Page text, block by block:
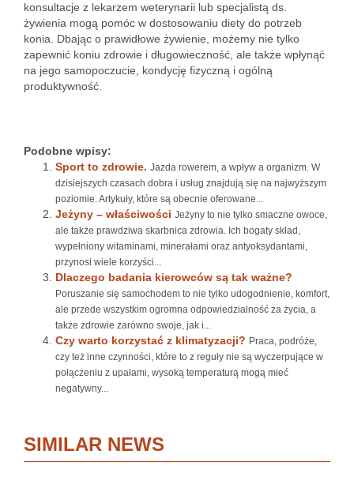
konsultacje z lekarzem weterynarii lub specjalistą ds.
żywienia mogą pomóc w dostosowaniu diety do potrzeb
konia. Dbając o prawidłowe żywienie, możemy nie tylko
zapewnić koniu zdrowie i długowieczność, ale także wpłynąć
na jego samopoczucie, kondycję fizyczną i ogólną
produktywność.
Podobne wpisy:
Sport to zdrowie. Jazda rowerem, a wpływ a organizm. W
dzisiejszych czasach dobra i usług znajdują się na najwyższym
poziomie. Artykuły, które są obecnie oferowane...
Jeżyny – właściwości Jeżyny to nie tylko smaczne owoce,
ale także prawdziwa skarbnica zdrowia. Ich bogaty skład,
wypełniony witaminami, minerałami oraz antyoksydantami,
przynosi wiele korzyści...
Dlaczego badania kierowców są tak ważne?
Poruszanie się samochodem to nie tylko udogodnienie, komfort,
ale przede wszystkim ogromna odpowiedzialność za życia, a
także zdrowie zarówno swoje, jak i...
Czy warto korzystać z klimatyzacji? Praca, podróże,
czy też inne czynności, które to z reguły nie są wyczerpujące w
połączeniu z upałami, wysoką temperaturą mogą mieć
negatywny...
SIMILAR NEWS